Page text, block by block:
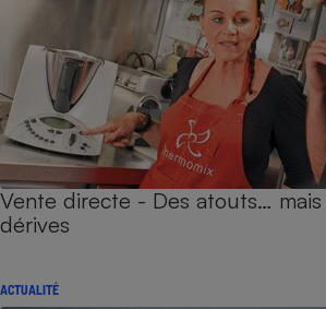
Vente directe - Des atouts… mais
dérives
ACTUALITÉ